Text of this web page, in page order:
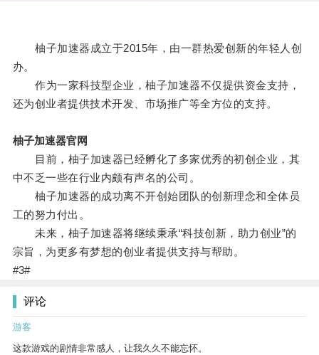
柚子加速器成立于2015年，由一群热爱创新的年轻人创
办。
作为一家科技型企业，柚子加速器不仅提供资金支持，
还为创业者提供技术开发、市场推广等全方位的支持。
柚子加速器官网
目前，柚子加速器已经孵化了多家优秀的初创企业，其
中不乏一些在行业内颇有声名的公司。
柚子加速器的成功离不开创始团队的创新理念和全体员
工的努力付出。
未来，柚子加速器将继续秉承“科技创新，助力创业”的
宗旨，为更多有梦想的创业者提供支持与帮助。
#3#
评论
游客
这款游戏的剧情非常感人，让我久久不能忘怀。